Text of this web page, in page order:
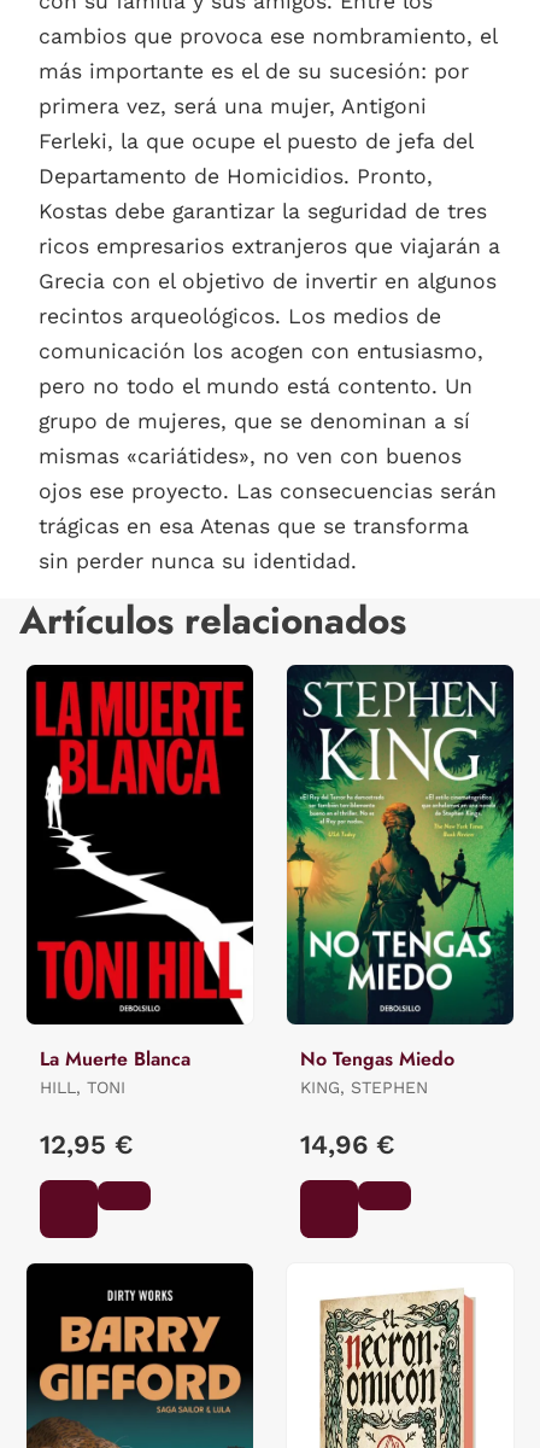
cambios que provoca ese nombramiento, el
más importante es el de su sucesión: por
primera vez, será una mujer, Antigoni
Ferleki, la que ocupe el puesto de jefa del
Departamento de Homicidios. Pronto,
Kostas debe garantizar la seguridad de tres
ricos empresarios extranjeros que viajarán a
Grecia con el objetivo de invertir en algunos
recintos arqueológicos. Los medios de
comunicación los acogen con entusiasmo,
pero no todo el mundo está contento. Un
grupo de mujeres, que se denominan a sí
mismas «cariátides», no ven con buenos
ojos ese proyecto. Las consecuencias serán
trágicas en esa Atenas que se transforma
sin perder nunca su identidad.
Artículos relacionados
La Muerte Blanca
HILL, TONI
12,95 €
No Tengas Miedo
KING, STEPHEN
14,96 €